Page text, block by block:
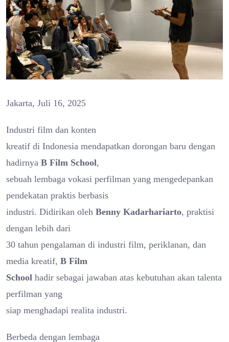
Jakarta, Juli 16, 2025
Industri film dan konten
kreatif di Indonesia mendapatkan dorongan baru dengan
hadirnya B Film School,
sebuah lembaga vokasi perfilman yang mengedepankan
pendekatan praktis berbasis
industri. Didirikan oleh Benny Kadarhariarto, praktisi
dengan lebih dari
30 tahun pengalaman di industri film, periklanan, dan
media kreatif, B Film
School hadir sebagai jawaban atas kebutuhan akan talenta
perfilman yang
siap menghadapi realita industri.
Berbeda dengan lembaga